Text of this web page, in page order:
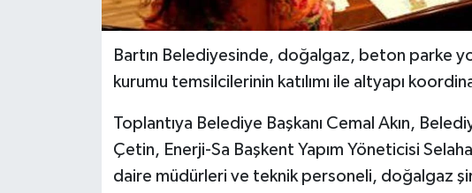
Bartın Belediyesinde, doğalgaz, beton parke
kurumu temsilcilerinin katılımı ile altyapı
Toplantıya Belediye Başkanı Cemal Akın,
Çetin, Enerji-Sa Başkent Yapım Yöneticisi
daire müdürleri ve teknik personeli, doğalgaz